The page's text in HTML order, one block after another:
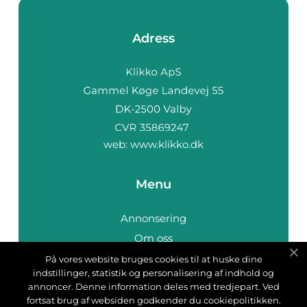
Adress
web: www.klikko.dk
Menu
Annonsering
Om oss
Cookies
Kontakta oss
Sitemap
På vores website bruges cookies til at huske dine
indstillinger, statistik og personalisering af indhold og
annoncer. Denne information deles med tredjepart. Ved
fortsat brug af websiden godkender du cookiepolitikken.